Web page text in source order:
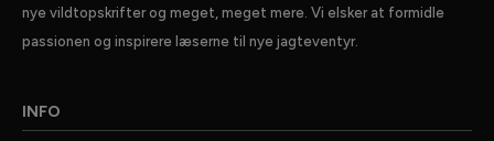
nye vildtopskrifter og meget, meget mere. Vi elsker at formidle
passionen og inspirere læserne til nye jagteventyr.
INFO